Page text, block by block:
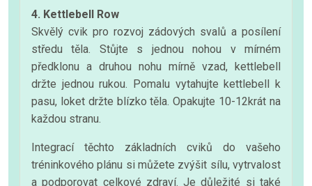
4. Kettlebell Row
Skvělý cvik pro rozvoj zádových svalů a posílení
středu těla. Stůjte s jednou nohou v mírném
předklonu a druhou nohu mírně vzad, kettlebell
držte jednou rukou. Pomalu vytahujte kettlebell k
pasu, loket držte blízko těla. Opakujte 10-12krát na
každou stranu.
Integrací těchto základních cviků do vašeho
tréninkového plánu si můžete zvýšit sílu, vytrvalost
a podporovat celkové zdraví. Je důležité si také